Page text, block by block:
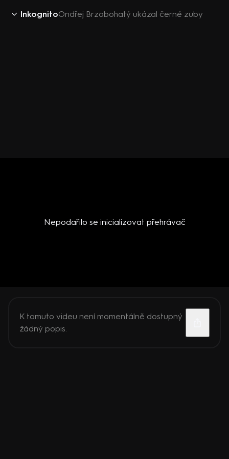
InkognitoOndřej Brzobohatý ukázal černé zuby
Nepodařilo se inicializovat přehrávač
K tomuto videu není momentálně dostupný
žádný popis.